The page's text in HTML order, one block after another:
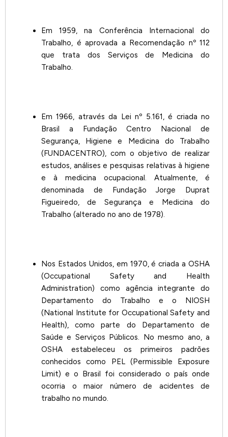
Em 1959, na Conferência Internacional do
Trabalho, é aprovada a Recomendação nº 112
que trata dos Serviços de Medicina do
Trabalho.
Em 1966, através da Lei nº 5.161, é criada no
Brasil a Fundação Centro Nacional de
Segurança, Higiene e Medicina do Trabalho
(FUNDACENTRO), com o objetivo de realizar
estudos, análises e pesquisas relativas à higiene
e à medicina ocupacional. Atualmente, é
denominada de Fundação Jorge Duprat
Figueiredo, de Segurança e Medicina do
Trabalho (alterado no ano de 1978).
Nos Estados Unidos, em 1970, é criada a OSHA
(Occupational Safety and Health
Administration) como agência integrante do
Departamento do Trabalho e o NIOSH
(National Institute for Occupational Safety and
Health), como parte do Departamento de
Saúde e Serviços Públicos. No mesmo ano, a
OSHA estabeleceu os primeiros padrões
conhecidos como PEL (Permissible Exposure
Limit) e o Brasil foi considerado o país onde
ocorria o maior número de acidentes de
trabalho no mundo.